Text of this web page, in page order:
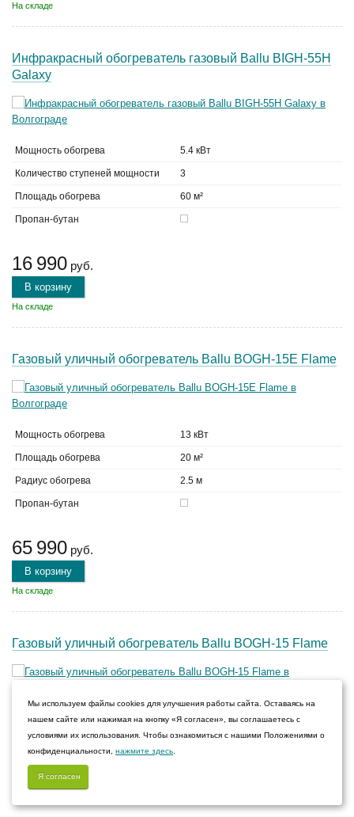
На складе
Инфракрасный обогреватель газовый Ballu BIGH-55H
Galaxy
Мощность обогрева 5.4 кВт
Количество ступеней мощности 3
Площадь обогрева 60 м²
Пропан-бутан
16 990 руб.
В корзину
На складе
Газовый уличный обогреватель Ballu BOGH-15E Flame
Мощность обогрева 13 кВт
Площадь обогрева 20 м²
Радиус обогрева 2.5 м
Пропан-бутан
65 990 руб.
В корзину
На складе
Газовый уличный обогреватель Ballu BOGH-15 Flame
Мощность обогрева 13 кВт
Площадь обогрева
Радиус обогрева
Пропан-бутан
Мы используем файлы cookies для улучшения работы сайта. Оставаясь на
нашем сайте или нажимая на кнопку «Я согласен», вы соглашаетесь с
условиями их использования. Чтобы ознакомиться с нашими Положениями о
конфиденциальности, нажмите здесь
Я согласен